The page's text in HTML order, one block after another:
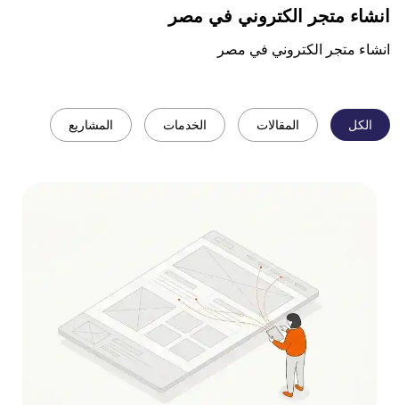
انشاء متجر الكتروني في مصر
انشاء متجر الكتروني في مصر
الكل المقالات الخدمات المشاريع